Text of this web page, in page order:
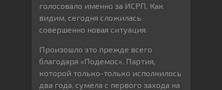
голосовало именно за ИСРП. Как
видим, сегодня сложилась
совершенно новая ситуация.
Произошло это прежде всего
благодаря «Подемос». Партия,
которой только-только исполнилось
два года, сумела с первого захода на